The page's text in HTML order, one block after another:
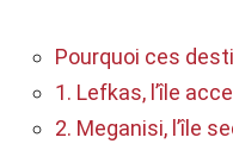
Pourquoi ces
1. Lefkas, l’île
2. Meganisi, l’île